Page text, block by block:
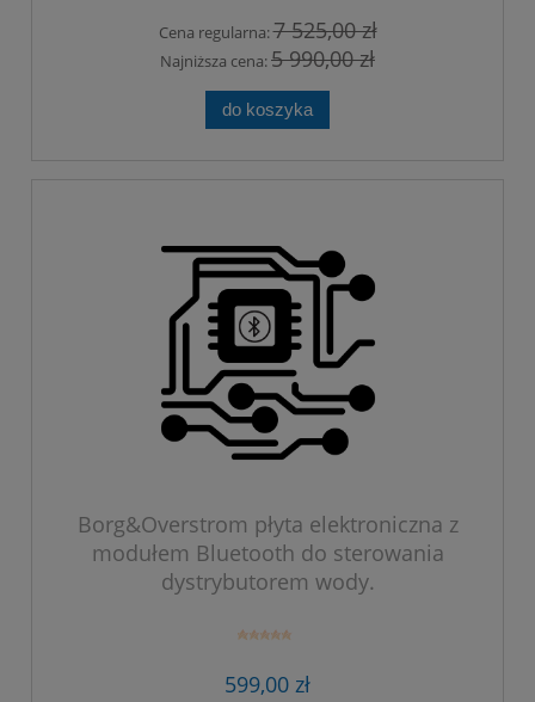
Cena regularna:7 525,00 zł
Najniższa cena:5 990,00 zł
do koszyka
Borg&Overstrom płyta elektroniczna z
modułem Bluetooth do sterowania
dystrybutorem wody.
599,00 zł